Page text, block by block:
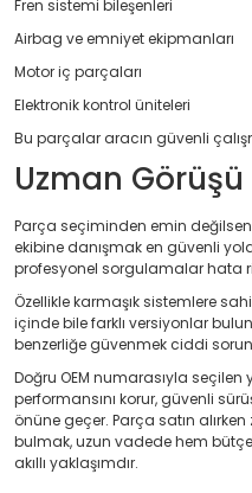
Fren sistemi bileşenleri
Airbag ve emniyet ekipmanları
Motor iç parçaları
Elektronik kontrol üniteleri
Bu parçalar aracın güvenli
Uzman
Parça seçiminden emin
ekibine danışmak en güvenli
profesyonel sorgulamalar hata
Özellikle karmaşık sistemlere
içinde bile farklı versiyonlar
benzerliğe güvenmek ciddi
Doğru OEM numarasıyla seçilen
performansını korur, güvenli
önüne geçer. Parça satın
bulmak, uzun vadede hem
akıllı yaklaşımdır.